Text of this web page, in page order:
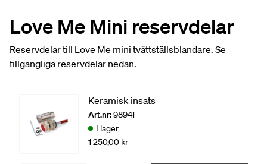
Love Me Mini reservdelar
Reservdelar till Love Me mini tvättställsblandare. Se
tillgängliga reservdelar nedan.
Keramisk insats
Art.nr:98941
I lager
1 250,00 kr